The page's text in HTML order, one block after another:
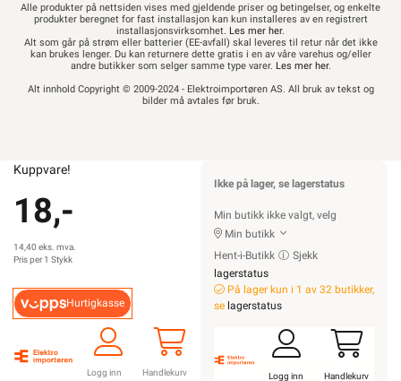
Alle produkter på nettsiden vises med gjeldende priser og betingelser, og enkelte
produkter beregnet for fast installasjon kan kun installeres av en registrert
installasjonsvirksomhet. Les mer her.
Alt som går på strøm eller batterier (EE-avfall) skal leveres til retur når det ikke
kan brukes lenger. Du kan returnere dette gratis i en av våre varehus og/eller
andre butikker som selger samme type varer. Les mer her.
Alt innhold Copyright © 2009-2024 - Elektroimportøren AS. All bruk av tekst og
bilder må avtales før bruk.
Kuppvare!
18,-
14,40 eks. mva.
Pris per 1 Stykk
Hurtigkasse
Logg inn Handlekurv
Ikke på lager, se lagerstatus
Min butikk ikke valgt, velg
Min butikk
Hent-i-Butikk
Sjekk
lagerstatus
På lager kun i 1 av 32 butikker,
se lagerstatus
Logg inn Handlekurv